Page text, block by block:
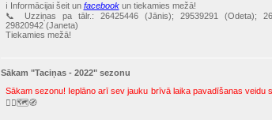
ℹ️ Informācijai šeit un facebookun tiekamies mežā!
📞 Uzziņas pa tālr.: 26425446 (Jānis); 29539291 (Odeta);
29820942 (Janeta)
Tiekamies mežā!
Sākam "Taciņas - 2022" sezonu
Sākam sezonu! Ieplāno arī sev jauku brīvā laika pavadīšanas veidu
🏃‍♂️🗺🧭